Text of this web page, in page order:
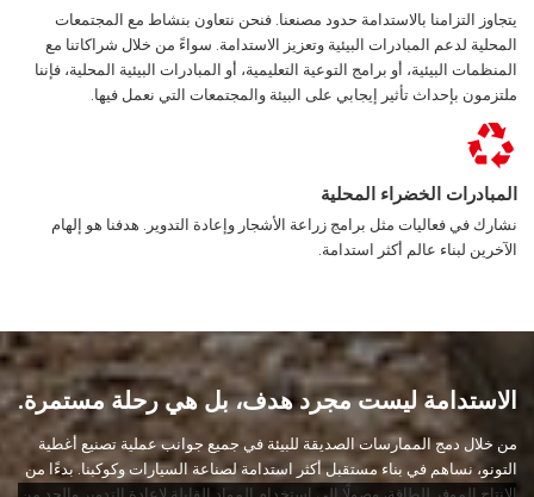
يتجاوز التزامنا بالاستدامة حدود مصنعنا. فنحن نتعاون بنشاط مع المجتمعات
المحلية لدعم المبادرات البيئية وتعزيز الاستدامة. سواءً من خلال شراكاتنا مع
المنظمات البيئية، أو برامج التوعية التعليمية، أو المبادرات البيئية المحلية، فإننا
ملتزمون بإحداث تأثير إيجابي على البيئة والمجتمعات التي نعمل فيها.
المبادرات الخضراء المحلية
نشارك في فعاليات مثل برامج زراعة الأشجار وإعادة التدوير. هدفنا هو إلهام
الآخرين لبناء عالم أكثر استدامة.
الاستدامة ليست مجرد هدف، بل هي رحلة مستمرة.
من خلال دمج الممارسات الصديقة للبيئة في جميع جوانب عملية تصنيع أغطية
التونو، نساهم في بناء مستقبل أكثر استدامة لصناعة السيارات وكوكبنا. بدءًا من